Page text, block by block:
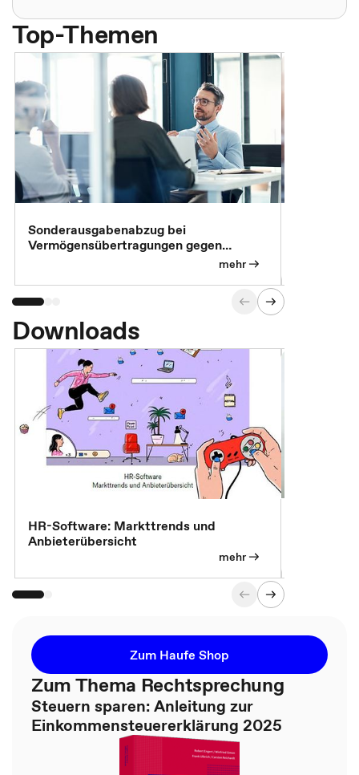
Top-Themen
Sonderausgabenabzug bei
Vermögensübertragungen gegen
mehr
Downloads
HR-Software: Markttrends und
Anbieterübersicht
mehr
Zum Haufe Shop
Zum Thema Rechtsprechung
Steuern sparen: Anleitung zur
Einkommensteuererklärung 2025